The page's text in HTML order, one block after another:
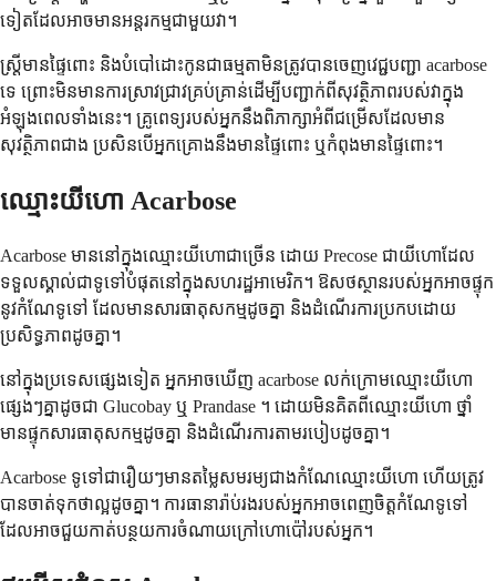
ទៀតដែលអាចមានអន្តរកម្មជាមួយវា។
ស្ត្រីមានផ្ទៃពោះ និងបំបៅដោះកូនជាធម្មតាមិនត្រូវបានចេញវេជ្ជបញ្ជា acarbose
ទេ ព្រោះមិនមានការស្រាវជ្រាវគ្រប់គ្រាន់ដើម្បីបញ្ជាក់ពីសុវត្ថិភាពរបស់វាក្នុង
អំឡុងពេលទាំងនេះ។ គ្រូពេទ្យរបស់អ្នកនឹងពិភាក្សាអំពីជម្រើសដែលមាន
សុវត្ថិភាពជាង ប្រសិនបើអ្នកគ្រោងនឹងមានផ្ទៃពោះ ឬកំពុងមានផ្ទៃពោះ។
ឈ្មោះយីហោ Acarbose
Acarbose មាននៅក្នុងឈ្មោះយីហោជាច្រើន ដោយ Precose ជាយីហោដែល
ទទួលស្គាល់ជាទូទៅបំផុតនៅក្នុងសហរដ្ឋអាមេរិក។ ឱសថស្ថានរបស់អ្នកអាចផ្ទុក
នូវកំណែទូទៅ ដែលមានសារធាតុសកម្មដូចគ្នា និងដំណើរការប្រកបដោយ
ប្រសិទ្ធភាពដូចគ្នា។
នៅក្នុងប្រទេសផ្សេងទៀត អ្នកអាចឃើញ acarbose លក់ក្រោមឈ្មោះយីហោ
ផ្សេងៗគ្នាដូចជា Glucobay ឬ Prandase ។ ដោយមិនគិតពីឈ្មោះយីហោ ថ្នាំ
មានផ្ទុកសារធាតុសកម្មដូចគ្នា និងដំណើរការតាមរបៀបដូចគ្នា។
Acarbose ទូទៅជារឿយៗមានតម្លៃសមរម្យជាងកំណែឈ្មោះយីហោ ហើយត្រូវ
បានចាត់ទុកថាល្អដូចគ្នា។ ការធានារ៉ាប់រងរបស់អ្នកអាចពេញចិត្តកំណែទូទៅ
ដែលអាចជួយកាត់បន្ថយការចំណាយក្រៅហោប៉ៅរបស់អ្នក។